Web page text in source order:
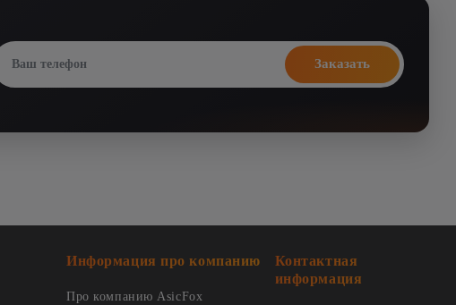
Информация про компанию
Про компанию AsicFox
Контактная
информация